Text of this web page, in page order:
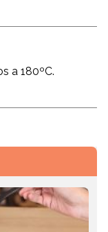
a 180ºC.